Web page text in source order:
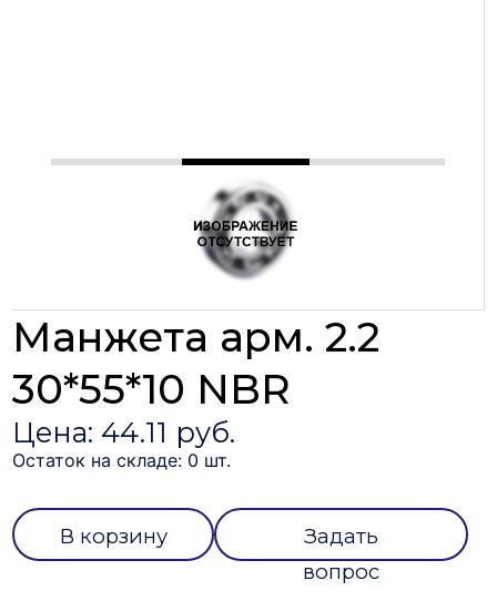
Манжета арм. 2.2
30*55*10 NBR
Цена: 44.11 руб.
Остаток на складе: 0 шт.
В корзину
Задать
вопрос